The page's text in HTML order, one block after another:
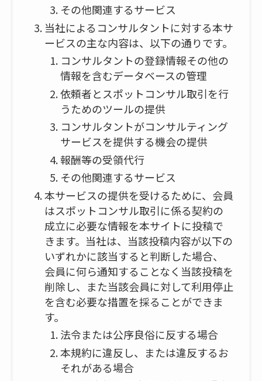
その他関連するサービス
当社によるコンサルタントに対する本サ
ービスの主な内容は、以下の通りです。
コンサルタントの登録情報その他の
情報を含むデータベースの管理
依頼者とスポットコンサル取引を行
うためのツールの提供
コンサルタントがコンサルティング
サービスを提供する機会の提供
報酬等の受領代行
その他関連するサービス
本サービスの提供を受けるために、会員
はスポットコンサル取引に係る契約の
成立に必要な情報を本サイトに投稿で
きます。当社は、当該投稿内容が以下の
いずれかに該当すると判断した場合、
会員に何ら通知することなく当該投稿を
削除し、また当該会員に対して利用停止
を含む必要な措置を採ることができま
す。
法令または公序良俗に反する場合
本規約に違反し、または違反するお
それがある場合